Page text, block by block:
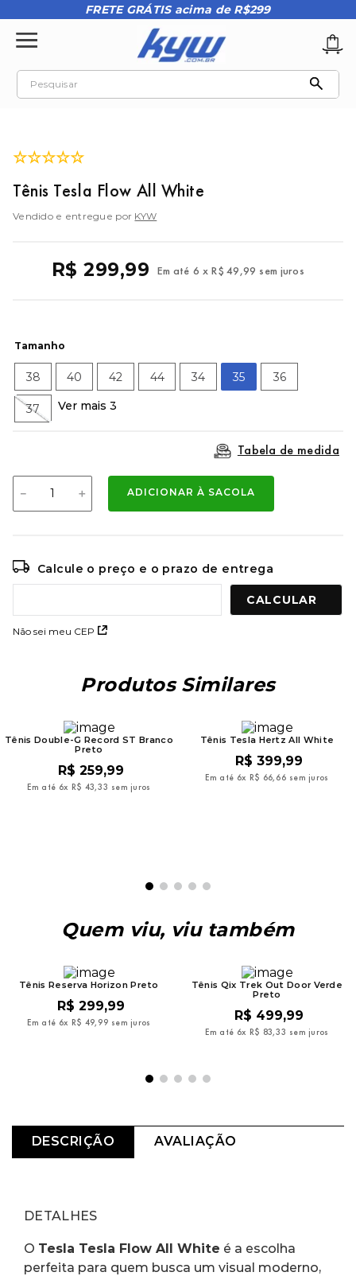
FRETE GRÁTIS acima de R$299
Pesquisar
☆☆☆☆☆
Tênis Tesla Flow All White
Vendido e entregue por KYW
R$ 299,99 Em até 6 x R$ 49,99 sem juros
Tamanho
38 40 42 44 34 35 36
37 Ver mais 3
Tabela de medida
＋
－ ADICIONAR À SACOLA
Calcule o preço e o prazo de entrega
Não sei meu CEP
Produtos Similares
Tênis Double-G Record ST Branco
Preto
R$ 259,99
Em até 6x R$ 43,33 sem juros
Tênis Tesla Hertz All White
R$ 399,99
Em até 6x R$ 66, 66 sem juros
Quem viu, viu também
Tênis Reserva Horizon Preto
R$ 299,99
Em até 6x R$ 49, 99 sem juros
Tênis Qix Trek Out Door Verde
Preto
R$ 499,99
Em até 6x R$ 83,33 sem juros
DESCRIÇÃO AVALIAÇÃO
DETALHES
O Tesla Tesla Flow All White é a escolha
perfeita para quem busca um visual moderno,
3º teeth bomber 3
vans
9º mochila oakley
10º bermuda